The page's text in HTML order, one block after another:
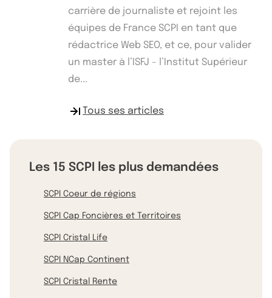
carrière de journaliste et rejoint les
équipes de France SCPI en tant que
rédactrice Web SEO, et ce, pour valider
un master à l’ISFJ - l’Institut Supérieur
de...
Tous ses articles
Les 15 SCPI les plus demandées
SCPI Coeur de régions
SCPI Cap Foncières et Territoires
SCPI Cristal Life
SCPI NCap Continent
SCPI Cristal Rente